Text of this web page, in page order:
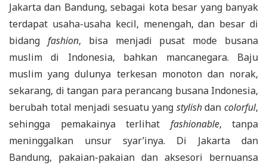
Jakarta dan Bandung, sebagai kota besar yang banyak
terdapat usaha-usaha kecil, menengah, dan besar di
bidang fashion, bisa menjadi pusat mode busana
muslim di Indonesia, bahkan mancanegara. Baju
muslim yang dulunya terkesan monoton dan norak,
sekarang, di tangan para perancang busana Indonesia,
berubah total menjadi sesuatu yang stylishdancolorful,
sehingga pemakainya terlihat fashionable, tanpa
meninggalkan unsur syar’inya. Di Jakarta dan
Bandung, pakaian-pakaian dan aksesori bernuansa